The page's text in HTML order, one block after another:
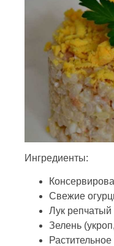
Ингредиенты:
Свежие
Лук
Зелень